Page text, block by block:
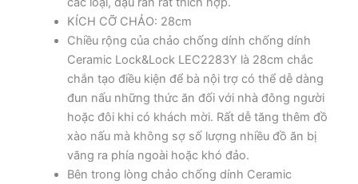
KÍCH CỠ CHẢO: 28cm
Chiều rộng của chảo chống dính chống dính
Ceramic Lock&Lock LEC2283Y là 28cm chắc
chắn tạo điều kiện để bà nội trợ có thể dễ dàng
đun nấu những thức ăn đối với nhà đông người
hoặc đôi khi có khách mời. Rất dễ tăng thêm đồ
xào nấu mà không sợ số lượng nhiều đồ ăn bị
văng ra phía ngoài hoặc khó đảo.
Bên trong lòng chảo chống dính Ceramic